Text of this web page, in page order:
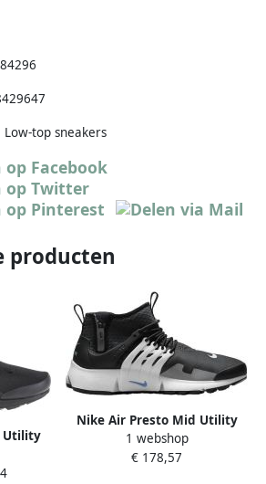
Low-top sneakers
producten
Utility
Team
Nike Air Presto Mid Utility
Heren Sneakers Schoenen
Grijs D
1 webshop
€ 178,57